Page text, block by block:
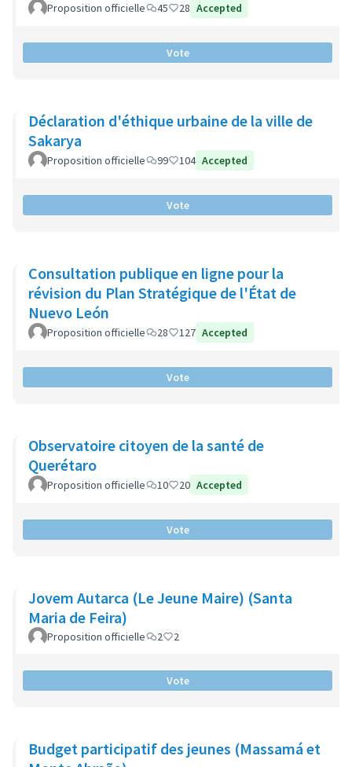
Proposition officielle 45 28 Accepted
Vote
Déclaration d'éthique urbaine de la ville de
Sakarya
Proposition officielle 99 104 Accepted
Vote
Consultation publique en ligne pour la
révision du Plan Stratégique de l'État de
Nuevo León
Proposition officielle 28 127 Accepted
Vote
Observatoire citoyen de la santé de
Querétaro
Proposition officielle 10 20 Accepted
Vote
Jovem Autarca (Le Jeune Maire) (Santa
Maria de Feira)
Proposition officielle 2 2
Vote
Budget participatif des jeunes (Massamá et